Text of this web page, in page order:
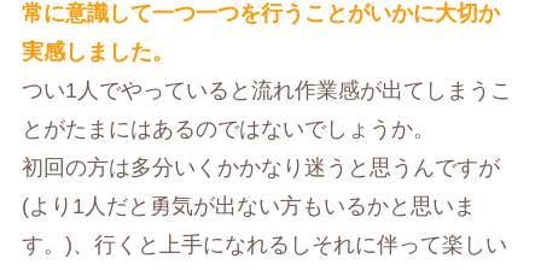
常に意識して一つ一つを行うことがいかに大切か
実感しました。
つい1人でやっていると流れ作業感が出てしまうこ
とがたまにはあるのではないでしょうか。
初回の方は多分いくかかなり迷うと思うんですが
(より1人だと勇気が出ない方もいるかと思いま
す。)、行くと上手になれるしそれに伴って楽しい